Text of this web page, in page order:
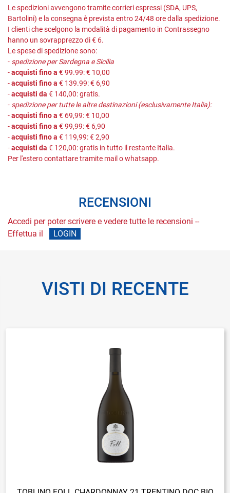
Le spedizioni avvengono tramite corrieri espressi (SDA, UPS,
Bartolini) e la consegna è prevista entro 24/48 ore dalla spedizione.
I clienti che scelgono la modalità di pagamento in Contrassegno
hanno un sovrapprezzo di € 6.
Le spese di spedizione sono:
- spedizione per Sardegna e Sicilia
-acquisti fino a € 99.99: € 10,00
-acquisti fino a € 139.99: € 6,90
-acquisti da € 140,00: gratis.
- spedizione per tutte le altre destinazioni (esclusivamente Italia):
-acquisti fino a € 69,99: € 10,00
-acquisti fino a € 99,99: € 6,90
-acquisti fino a € 119,99: € 2,90
-acquisti da € 120,00: gratis in tutto il restante Italia.
Per l'estero contattare tramite mail o whatsapp.
RECENSIONI
Accedi per poter scrivere e vedere tutte le recensioni --
Effettua il
LOGIN
VISTI DI RECENTE